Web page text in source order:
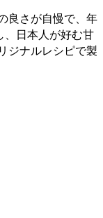
良さが自慢で、年
、日本人が好む甘
ジナルレシピで製